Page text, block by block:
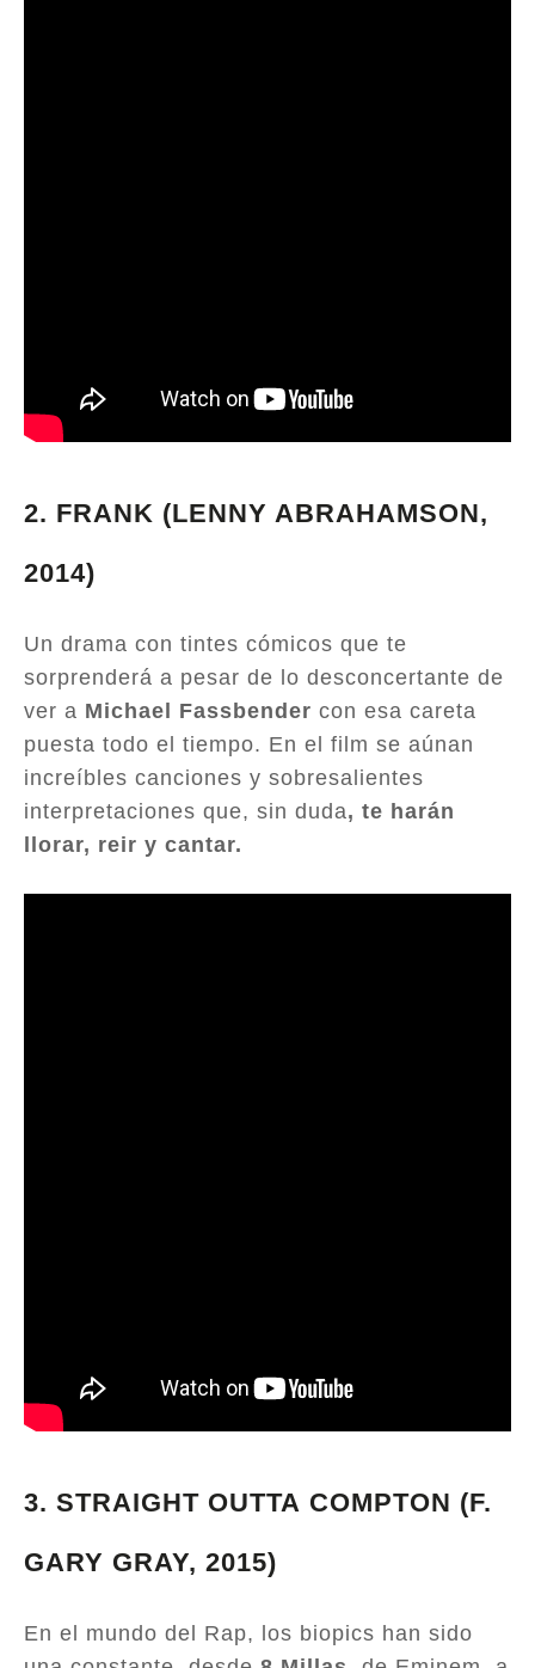
2. FRANK (LENNY ABRAHAMSON,
2014)
Un drama con tintes cómicos que te
sorprenderá a pesar de lo desconcertante de
ver a Michael Fassbender con esa careta
puesta todo el tiempo. En el film se aúnan
increíbles canciones y sobresalientes
interpretaciones que, sin duda, te harán
llorar, reir y cantar.
3. STRAIGHT OUTTA COMPTON (F.
GARY GRAY, 2015)
En el mundo del Rap, los biopics han sido